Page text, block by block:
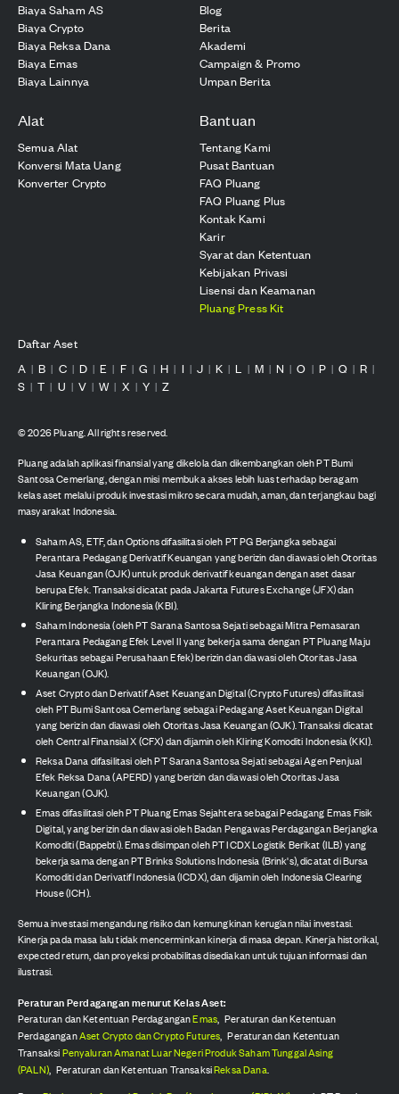
Biaya Saham AS
Biaya Crypto
Biaya Reksa Dana
Biaya Emas
Biaya Lainnya
Blog
Berita
Akademi
Campaign & Promo
Umpan Berita
Alat
Semua Alat
Konversi Mata Uang
Konverter Crypto
Bantuan
Tentang Kami
Pusat Bantuan
FAQ Pluang
FAQ Pluang Plus
Kontak Kami
Karir
Syarat dan Ketentuan
Kebijakan Privasi
Lisensi dan Keamanan
Pluang Press Kit
Daftar Aset
A | B | C | D | E | F | G | H | I | J | K | L | M | N | O | P | Q | R |
S | T | U | V | W | X | Y | Z
©2026Pluang. All rights reserved.
Pluang adalah aplikasi finansial yang dikelola dan dikembangkan oleh PT Bumi
Santosa Cemerlang, dengan misi membuka akses lebih luas terhadap beragam
kelas aset melalui produk investasi mikro secara mudah, aman, dan terjangkau bagi
masyarakat Indonesia.
Saham AS, ETF, dan Options difasilitasi oleh PT PG Berjangka sebagai
Perantara Pedagang Derivatif Keuangan yang berizin dan diawasi oleh Otoritas
Jasa Keuangan (OJK) untuk produk derivatif keuangan dengan aset dasar
berupa Efek. Transaksi dicatat pada Jakarta Futures Exchange (JFX) dan
Kliring Berjangka Indonesia (KBI).
Saham Indonesia (oleh PT Sarana Santosa Sejati sebagai Mitra Pemasaran
Perantara Pedagang Efek Level II yang bekerja sama dengan PT Pluang Maju
Sekuritas sebagai Perusahaan Efek) berizin dan diawasi oleh Otoritas Jasa
Keuangan (OJK).
Aset Crypto dan Derivatif Aset Keuangan Digital (Crypto Futures) difasilitasi
oleh PT Bumi Santosa Cemerlang sebagai Pedagang Aset Keuangan Digital
yang berizin dan diawasi oleh Otoritas Jasa Keuangan (OJK). Transaksi dicatat
oleh Central Finansial X (CFX) dan dijamin oleh Kliring Komoditi Indonesia (KKI).
Reksa Dana difasilitasi oleh PT Sarana Santosa Sejati sebagai Agen Penjual
Efek Reksa Dana (APERD) yang berizin dan diawasi oleh Otoritas Jasa
Keuangan (OJK).
Emas difasilitasi oleh PT Pluang Emas Sejahtera sebagai Pedagang Emas Fisik
Digital, yang berizin dan diawasi oleh Badan Pengawas Perdagangan Berjangka
Komoditi (Bappebti). Emas disimpan oleh PT ICDX Logistik Berikat (ILB) yang
bekerja sama dengan PT Brinks Solutions Indonesia (Brink's), dicatat di Bursa
Komoditi dan Derivatif Indonesia (ICDX), dan dijamin oleh Indonesia Clearing
House (ICH).
Semua investasi mengandung risiko dan kemungkinan kerugian nilai investasi.
Kinerja pada masa lalu tidak mencerminkan kinerja di masa depan. Kinerja historikal,
expected return, dan proyeksi probabilitas disediakan untuk tujuan informasi dan
ilustrasi.
Peraturan Perdagangan menurut Kelas Aset:
Peraturan dan Ketentuan PerdaganganEmas, Peraturan dan Ketentuan
PerdaganganAset Crypto dan Crypto Futures, Peraturan dan Ketentuan
TransaksiPenyaluran Amanat Luar Negeri Produk Saham Tunggal Asing
(PALN), Peraturan dan Ketentuan TransaksiReksa Dana.